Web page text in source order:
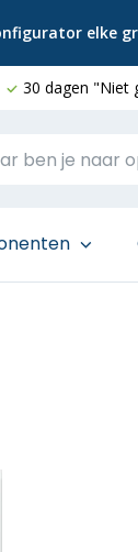
elke
30 dagen "Niet